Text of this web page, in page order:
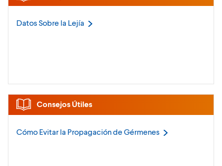
Datos Sobre la Lejía
Consejos Útiles
Cómo Evitar la Propagación de Gérmenes